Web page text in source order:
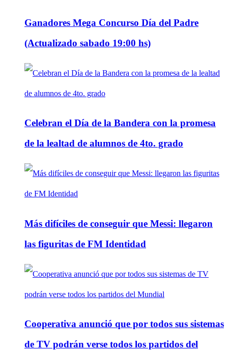
Ganadores Mega Concurso Día del Padre
(Actualizado sabado 19:00 hs)
Celebran el Día de la Bandera con la promesa
de la lealtad de alumnos de 4to. grado
Más difíciles de conseguir que Messi: llegaron
las figuritas de FM Identidad
Cooperativa anunció que por todos sus sistemas
de TV podrán verse todos los partidos del